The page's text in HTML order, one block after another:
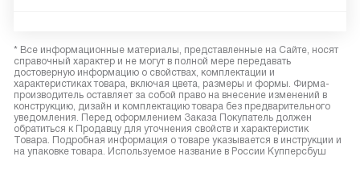
* Все информационные материалы, представленные на Сайте, носят
справочный характер и не могут в полной мере передавать
достоверную информацию о свойствах, комплектации и
характеристиках товара, включая цвета, размеры и формы. Фирма-
производитель оставляет за собой право на внесение изменений в
конструкцию, дизайн и комплектацию товара без предварительного
уведомления. Перед оформлением Заказа Покупатель должен
обратиться к Продавцу для уточнения свойств и характеристик
Товара. Подробная информация о товаре указывается в инструкции и
на упаковке товара. Используемое название в России Купперсбуш